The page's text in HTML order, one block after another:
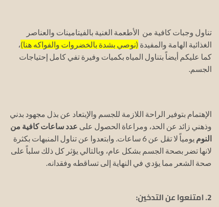
تناول وجبات كافية من الأطعمة الغنية بالفيتامينات والعناصر
الغذائية الهامة والمفيدة (نوصي بشدة بالخضروات والفواكه هنا)،
كما عليكم أيضاً بتناول المياه بكميات وفيرة تفي كامل إحتياجات
الجسم.
الإهتمام بتوفير الراحة اللازمة للجسم والإبتعاد عن بذل مجهود بدني
وذهني زائد عن الحد، ومراعاة الحصول على عدد ساعات كافية من
النوم يومياً لا تقل عن 6 ساعات. و
ابتعدوا عن تناول المنبهات بكثرة
لانها تضر بصحة الجسم بشكل عام، وبالتالي يؤثر كل ذلك سلباً على
صحة الشعر مما يؤدي في النهاية إلى تساقطه وفقدانه.
2. امتنعوا عن التدخين: